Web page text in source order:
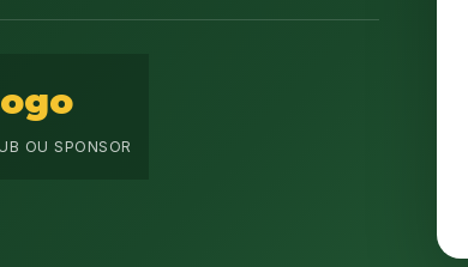
OU SPONSOR